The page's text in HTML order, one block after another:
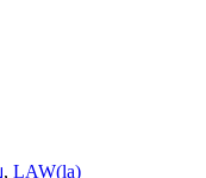
, LAW(la)